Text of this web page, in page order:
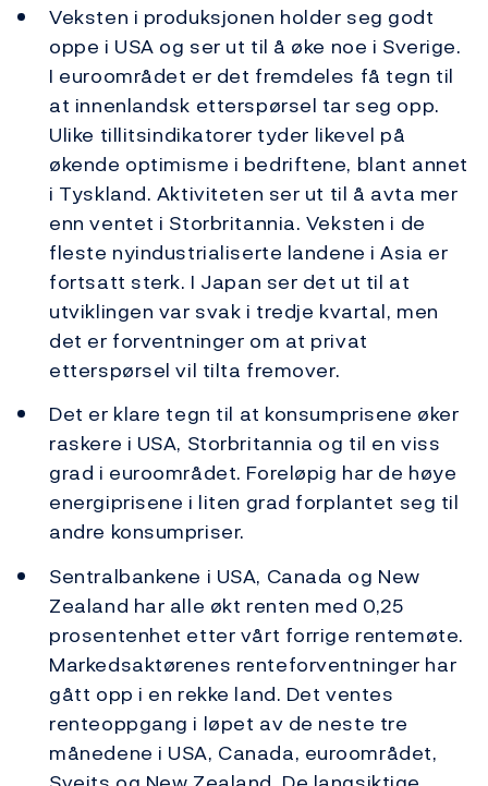
Veksten i produksjonen holder seg godt
oppe i USA og ser ut til å øke noe i Sverige.
I euroområdet er det fremdeles få tegn til
at innenlandsk etterspørsel tar seg opp.
Ulike tillitsindikatorer tyder likevel på
økende optimisme i bedriftene, blant annet
i Tyskland. Aktiviteten ser ut til å avta mer
enn ventet i Storbritannia. Veksten i de
fleste nyindustrialiserte landene i Asia er
fortsatt sterk. I Japan ser det ut til at
utviklingen var svak i tredje kvartal, men
det er forventninger om at privat
etterspørsel vil tilta fremover.
Det er klare tegn til at konsumprisene øker
raskere i USA, Storbritannia og til en viss
grad i euroområdet. Foreløpig har de høye
energiprisene i liten grad forplantet seg til
andre konsumpriser.
Sentralbankene i USA, Canada og New
Zealand har alle økt renten med 0,25
prosentenhet etter vårt forrige rentemøte.
Markedsaktørenes renteforventninger har
gått opp i en rekke land. Det ventes
renteoppgang i løpet av de neste tre
månedene i USA, Canada, euroområdet,